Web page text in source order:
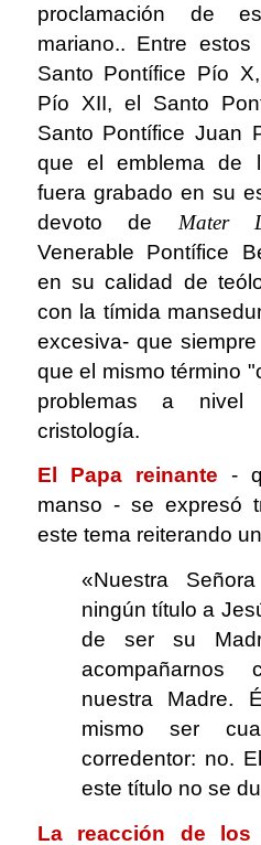
proclamación de
mariano.. Entre
Santo Pontífice Pío
Pío XII, el Santo
Santo Pontífice Juan
que el emblema de
fuera grabado en su
devoto de Mater
Venerable Pontífice
en su calidad de
con la tímida
excesiva- que
que el mismo término
problemas a
cristología.
El Papa reinante -
manso - se expresó
este tema reiterando
«Nuestra
ningún título a
de ser su
nuestra Madre.
mismo ser
corredentor: no.
este título no se
La reacción de los